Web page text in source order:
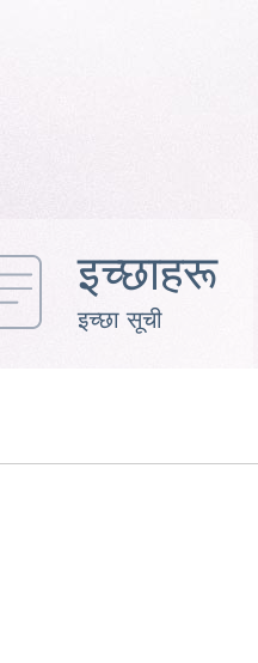
इच्छाहरू
इच्छा सूची